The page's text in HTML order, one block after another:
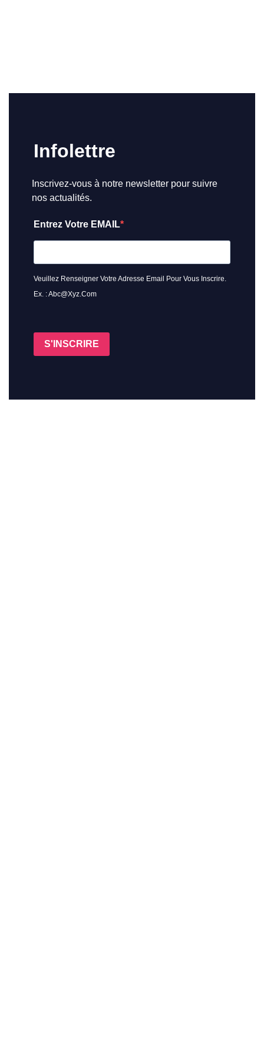
Infolettre
Inscrivez-vous à notre newsletter pour suivre
nos actualités.
Entrez Votre EMAIL
Veuillez Renseigner Votre Adresse Email Pour Vous Inscrire.
Ex. : Abc@xyz.com
S'INSCRIRE